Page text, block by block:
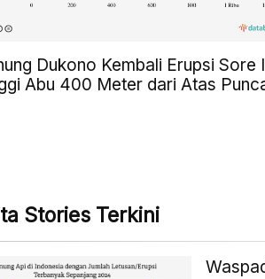
Dukono Kembali Erupsi Sore
Abu 400 Meter dari Atas
Stories Terkini